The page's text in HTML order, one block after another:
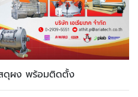
สดุผง พร้อมติดตั้ง